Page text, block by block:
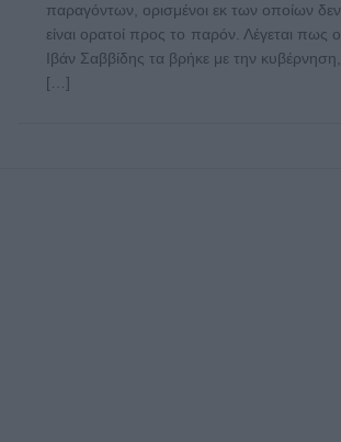
παραγόντων, ορισμένοι εκ των οποίων δεν
είναι ορατοί προς το παρόν. Λέγεται πως ο
Ιβάν Σαββίδης τα βρήκε με την κυβέρνηση,
[…]